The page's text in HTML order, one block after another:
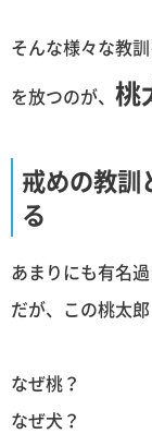
そんな様々な教
を放つのが、 桃
戒めの教訓
る
あまりにも有名
だが、この桃太郎
なぜ桃？
なぜ犬？